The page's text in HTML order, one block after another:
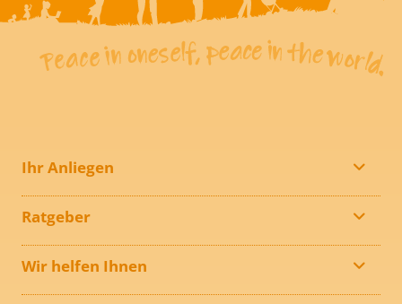
Ihr Anliegen
Ratgeber
Wir helfen Ihnen